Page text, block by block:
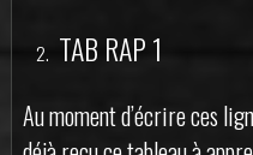
TAB RAP 1
Au moment d’écrire ces